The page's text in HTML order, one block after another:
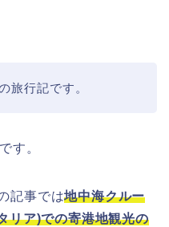
旅行記です。
す。
記事では地中海クルー
リア)での寄港地観光の